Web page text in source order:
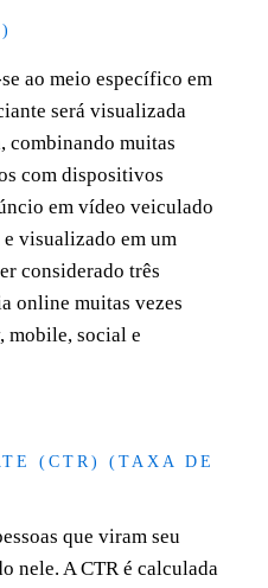
ao meio específico em
será visualizada
combinando muitas
com dispositivos
em vídeo veiculado
visualizado em um
considerado três
online muitas vezes
mobile, social e
(CTR) (TAXA DE
que viram seu
nele. A CTR é calculada